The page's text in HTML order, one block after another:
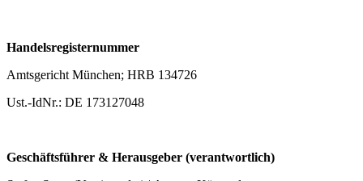
Handelsregisternummer
Amtsgericht München; HRB 134726
Ust.-IdNr.: DE 173127048
Geschäftsführer & Herausgeber (verantwortlich)